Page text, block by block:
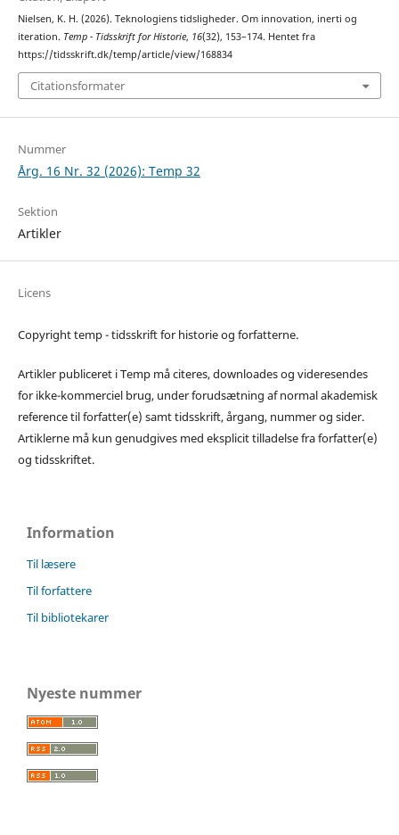
Nielsen, K. H. (2026). Teknologiens tidsligheder. Om innovation, inerti og
iteration. Temp - Tidsskrift for Historie, 16(32), 153–174. Hentet fra
https://tidsskrift.dk/temp/article/view/168834
Citationsformater
Nummer
Årg. 16 Nr. 32 (2026): Temp 32
Sektion
Artikler
Licens
Copyright temp - tidsskrift for historie og forfatterne.
Artikler publiceret i Temp må citeres, downloades og videresendes
for ikke-kommerciel brug, under forudsætning af normal akademisk
reference til forfatter(e) samt tidsskrift, årgang, nummer og sider.
Artiklerne må kun genudgives med eksplicit tilladelse fra forfatter(e)
og tidsskriftet.
Information
Til læsere
Til forfattere
Til bibliotekarer
Nyeste nummer